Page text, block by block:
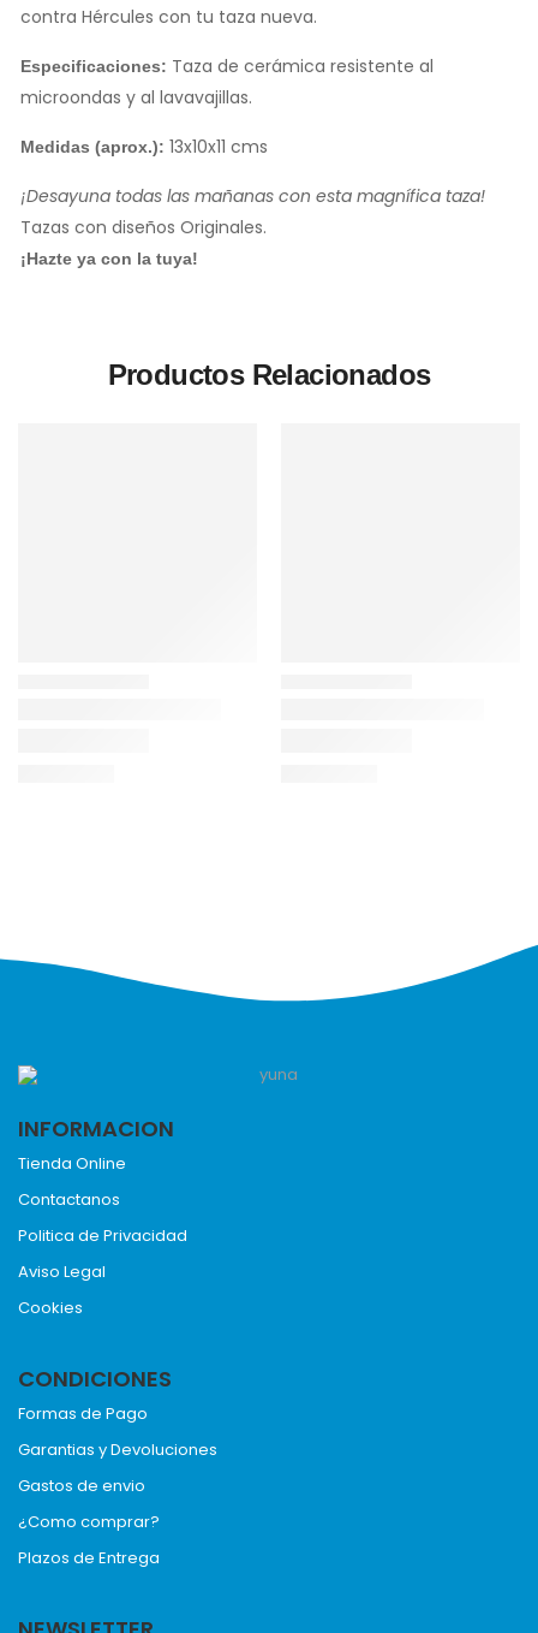
contra Hércules con tu taza nueva.
Especificaciones: Taza de cerámica resistente al
microondas y al lavavajillas.
Medidas (aprox.): 13x10x11 cms
¡Desayuna todas las mañanas con esta magnífica taza!
Tazas con diseños Originales.
¡Hazte ya con la tuya!
Productos Relacionados
INFORMACION
Tienda Online
Contactanos
Politica de Privacidad
Aviso Legal
Cookies
CONDICIONES
Formas de Pago
Garantias y Devoluciones
Gastos de envio
¿Como comprar?
Plazos de Entrega